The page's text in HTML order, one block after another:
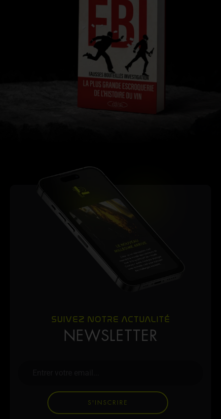
SUIVEZ NOTRE ACTUALITÉ
NEWSLETTER